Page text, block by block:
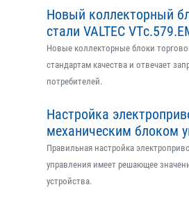
Новый коллекторный
стали VALTEC
Новые коллекторные блоки
стандартам качества и отвечает
потребителей.
Настройка
механическим блоком
Правильная настройка
управления имеет решающее
устройства.